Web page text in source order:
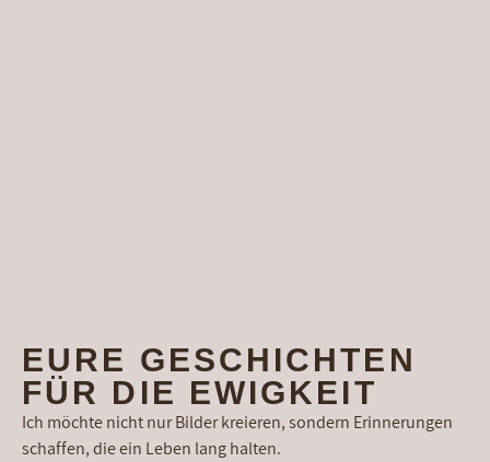
EURE GESCHICHTEN
FÜR DIE EWIGKEIT
Ich möchte nicht nur Bilder kreieren, sondern Erinnerungen
schaffen, die ein Leben lang halten.